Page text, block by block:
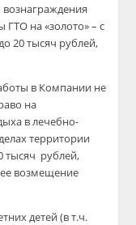
на «золото» – с
20 тысяч рублей,
в Компании не
на
в лечебно-
территории
тысяч рублей,
возмещение
детей (вт.ч.